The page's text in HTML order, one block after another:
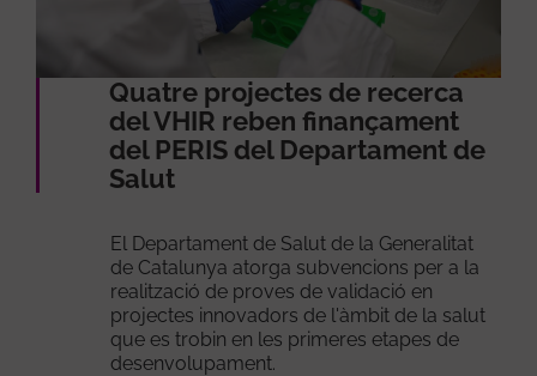
Quatre projectes de recerca
del VHIR reben finançament
del PERIS del Departament de
Salut
El Departament de Salut de la Generalitat
de Catalunya atorga subvencions per a la
realització de proves de validació en
projectes innovadors de l'àmbit de la salut
que es trobin en les primeres etapes de
desenvolupament.